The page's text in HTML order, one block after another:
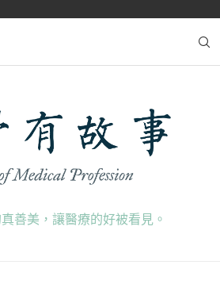
善美，讓醫療的好被看見。